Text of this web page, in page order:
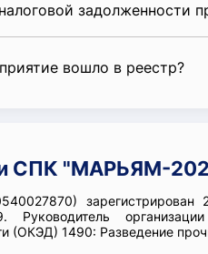
задолженности
вошло в реестр?
СПК "МАРЬЯМ-
зарегистрирован
1490: Разведение